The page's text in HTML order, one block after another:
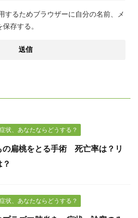
するためブラウザーに自分の名前、メ
存する。
状、あなたならどうする？
の扁桃をとる手術 死亡率は？リ
状、あなたならどうする？